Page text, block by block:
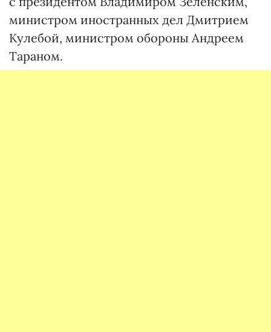
министром иностранных дел Дмитрием
Кулебой, министром обороны Андреем
Тараном.